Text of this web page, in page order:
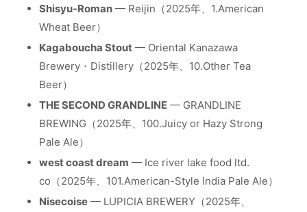
Shisyu-Roman — Reijin（2025年、1.American
Wheat Beer）
Kagaboucha Stout — Oriental Kanazawa
Brewery・Distillery（2025年、10.Other Tea
Beer）
THE SECOND GRANDLINE — GRANDLINE
BREWING（2025年、100.Juicy or Hazy Strong
Pale Ale）
west coast dream — Ice river lake food ltd.
co（2025年、101.American-Style India Pale Ale）
Nisecoise — LUPICIA BREWERY（2025年、